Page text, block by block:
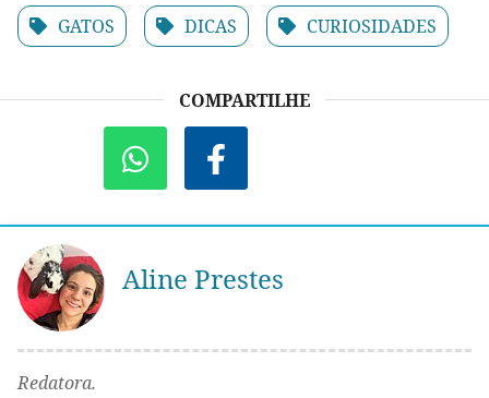
GATOS DICAS CURIOSIDADES
COMPARTILHE
Aline Prestes
Redatora.